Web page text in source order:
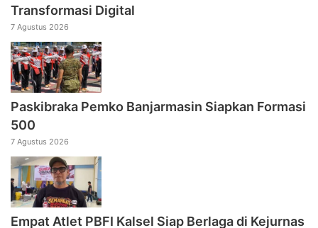
Transformasi Digital
7 Agustus 2026
Paskibraka Pemko Banjarmasin Siapkan Formasi
500
7 Agustus 2026
Empat Atlet PBFI Kalsel Siap Berlaga di Kejurnas